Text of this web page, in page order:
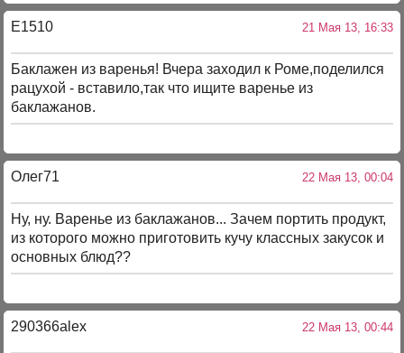
E1510 21 Мая 13, 16:33
Баклажен из варенья! Вчера заходил к Роме,поделился
рацухой - вставило,так что ищите варенье из
баклажанов.
Олег71 22 Мая 13, 00:04
Ну, ну. Варенье из баклажанов... Зачем портить продукт,
из которого можно приготовить кучу классных закусок и
основных блюд??
290366alex 22 Мая 13, 00:44